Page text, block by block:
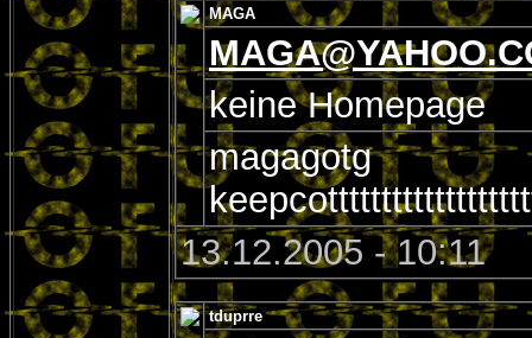
MAGA
keine Homepage
magagotg
13.12.2005 - 10:11
tduprre